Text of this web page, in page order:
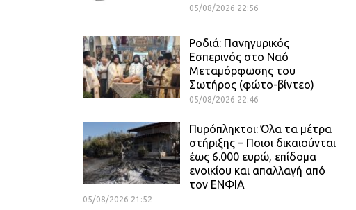
05/08/2026 22:56
Ροδιά: Πανηγυρικός
Εσπερινός στο Ναό
Μεταμόρφωσης του
Σωτήρος (φώτο-βίντεο)
05/08/2026 22:46
Πυρόπληκτοι: Όλα τα μέτρα
στήριξης – Ποιοι δικαιούνται
έως 6.000 ευρώ, επίδομα
ενοικίου και απαλλαγή από
τον ΕΝΦΙΑ
05/08/2026 21:52